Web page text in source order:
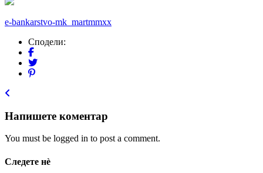
e-bankarstvo-mk_martmmxx
Сподели:
Напишете коментар
You must be logged in to post a comment.
Следете нѐ